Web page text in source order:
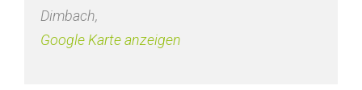
Dimbach,
Google Karte anzeigen